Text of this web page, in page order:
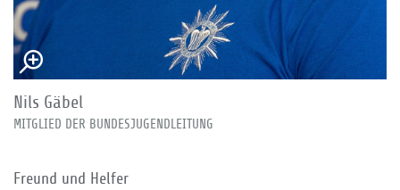
Nils Gäbel
MITGLIED DER BUNDESJUGENDLEITUNG
Freund und Helfer